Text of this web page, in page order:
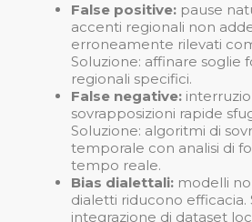
False positive: pause
accenti regionali non
erroneamente rilevati
Soluzione: affinare soglie
regionali specifici.
False negative:
sovrapposizioni rapide
Soluzione: algoritmi di
temporale con analisi di
tempo reale.
Bias dialettali: modelli
dialetti riducono efficacia.
integrazione di dataset